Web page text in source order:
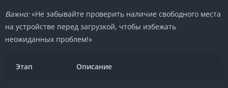
Важно:«Не забывайте проверить наличие свободного места
на устройстве перед загрузкой, чтобы избежать
неожиданных проблем!»
Этап Описание